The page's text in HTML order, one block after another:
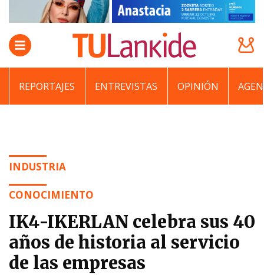
REPORTAJES ENTREVISTAS OPINIÓN
INDUSTRIA
CONOCIMIENTO
IK4-IKERLAN celebra sus 40
años de historia al servicio
de las empresas